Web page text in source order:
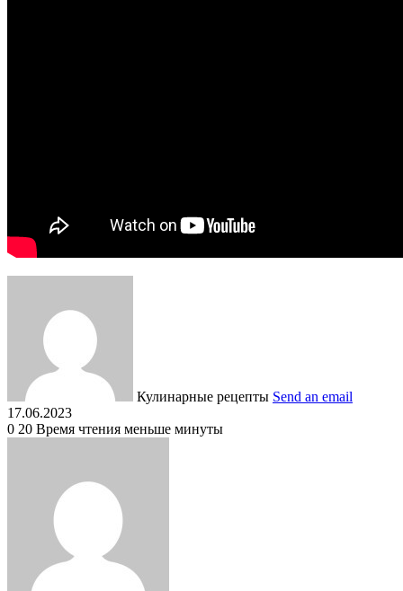
Кулинарные рецепты Send an email
17.06.2023
0 20 Время чтения меньше минуты